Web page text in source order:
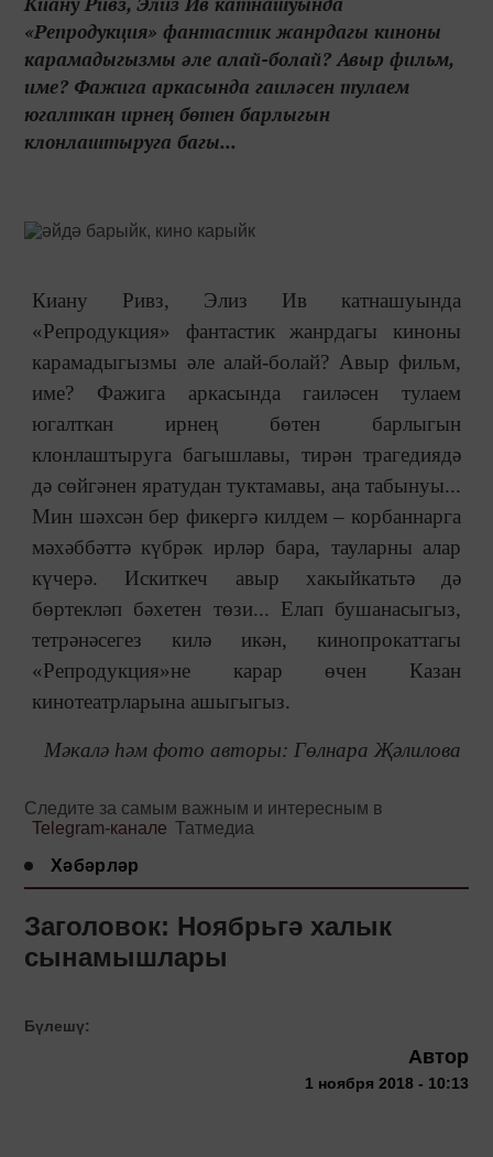
«Репродукция» фантастик жанрдагы киноны
карамадыгызмы әле алай-болай? Авыр фильм,
име? Фажига аркасында гаиләсен тулаем
югалткан ирнең бөтен барлыгын
клонлаштыруга багы...
Киану Ривз, Элиз Ив катнашуында
«Репродукция» фантастик жанрдагы киноны
карамадыгызмы әле алай-болай? Авыр фильм,
име? Фажига аркасында гаиләсен тулаем
югалткан ирнең бөтен барлыгын
клонлаштыруга багышлавы, тирән трагедиядә
дә сөйгәнен яратудан туктамавы, аңа табынуы...
Мин шәхсән бер фикергә килдем ‒ корбаннарга
мәхәббәттә күбрәк ирләр бара, тауларны алар
күчерә. Искиткеч авыр хакыйкатьтә дә
бөртекләп бәхетен төзи... Елап бушанасыгыз,
тетрәнәсегез килә икән, кинопрокаттагы
«Репродукция»не карар өчен Казан
кинотеатрларына ашыгыгыз.
Мәкалә һәм фото авторы: Гөлнара Җәлилова
Следите за самым важным и интересным в
Telegram-канале Татмедиа
Хәбәрләр
Заголовок: Ноябрьгә халык
сынамышлары
Бүлешү:
Автор
1 ноября 2018 - 10:13